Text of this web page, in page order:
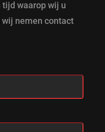
tijd waarop wij u
wij nemen contact